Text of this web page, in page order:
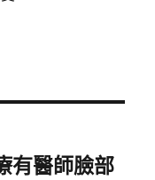
有醫師臉部